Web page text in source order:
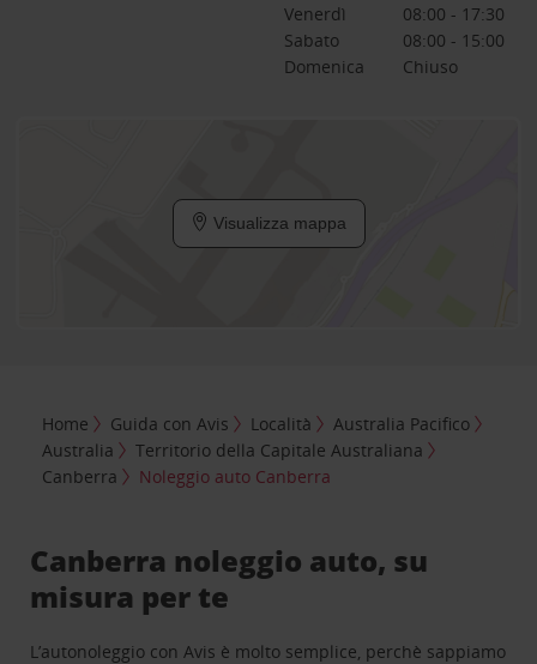
Venerdì
08:00 - 17:30
Sabato
08:00 - 15:00
Domenica
Chiuso
Visualizza mappa
Home Guida con Avis Località
Australia Pacifico
Australia
Territorio della Capitale Australiana
Canberra
Noleggio auto Canberra
Canberra noleggio auto, su
misura per te
L’autonoleggio con Avis è molto semplice, perchè sappiamo